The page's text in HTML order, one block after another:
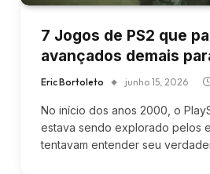
7 Jogos de PS2 que
avançados demais
Eric Bortoleto junho 15, 2026
No início dos anos 2000, o
estava sendo explorado pelos
tentavam entender seu